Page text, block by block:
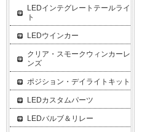
LEDインテグレートテールライ
ト
LEDウインカー
クリア・スモークウィンカーレ
ンズ
ポジション・デイライトキット
LEDカスタムパーツ
LEDバルブ＆リレー